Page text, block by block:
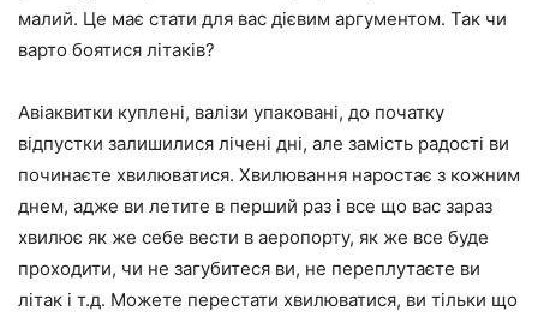
малий. Це має стати для вас дієвим аргументом. Так чи
варто боятися літаків?
Авіаквитки куплені, валізи упаковані, до початку
відпустки залишилися лічені дні, але замість радості ви
починаєте хвилюватися. Хвилювання наростає з кожним
днем, адже ви летите в перший раз і все що вас зараз
хвилює як же себе вести в аеропорту, як же все буде
проходити, чи не загубитеся ви, не переплутаєте ви
літак і т.д. Можете перестати хвилюватися, ви тільки що